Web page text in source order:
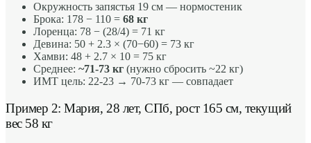
Окружность запястья 19 см — нормостеник
Брока: 178 − 110 = 68 кг
Лоренца: 78 − (28/4) = 71 кг
Девина: 50 + 2.3 × (70−60) = 73 кг
Хамви: 48 + 2.7 × 10 = 75 кг
Среднее: ~71-73 кг (нужно сбросить ~22 кг)
ИМТ цель: 22-23 → 70-73 кг — совпадает
Пример 2: Мария, 28 лет, СПб, рост 165 см, текущий
вес 58 кг